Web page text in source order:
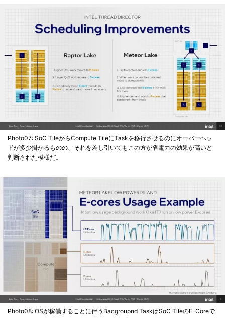
Photo07: SoC TileからCompute TileにTaskを移行させるのにオーバーヘッ
ドが多少掛かるものの、それを差し引いてもこの方が省電力の効果が高いと
判断された模様だ。
Photo08: OSが稼働することに伴うBacgroupnd TaskはSoC TileのE-Coreで